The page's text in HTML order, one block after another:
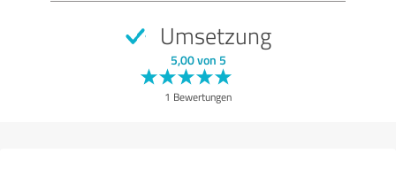
Umsetzung
5,00 von 5
1 Bewertungen